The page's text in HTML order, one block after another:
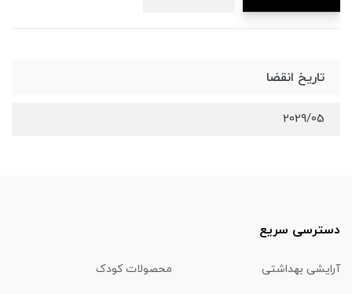
تاریخ انقضا
2029/05
دسترسی سریع
آرایشی بهداشتی محصولات کودک